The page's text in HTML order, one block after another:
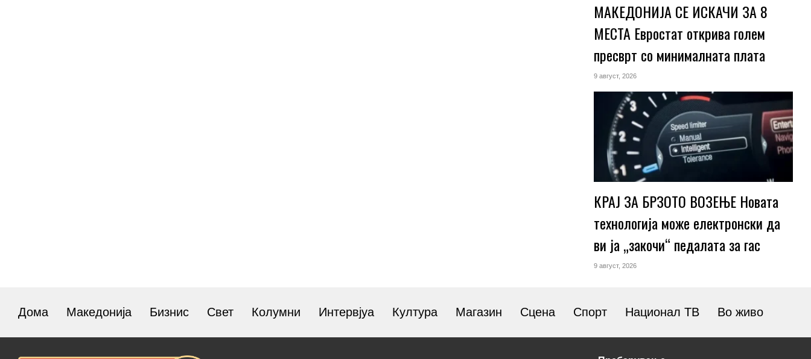
МАКЕДОНИЈА СЕ ИСКАЧИ ЗА 8
МЕСТА Евростат открива голем
пресврт со минималната плата
9 август, 2026
КРАЈ ЗА БРЗОТО ВОЗЕЊЕ Новата
технологија може електронски да
ви ја „закочи“ педалата за гас
9 август, 2026
Дома Македонија Бизнис Свет Колумни Интервјуа Култура Магазин Сцена Спорт Национал ТВ Во живо